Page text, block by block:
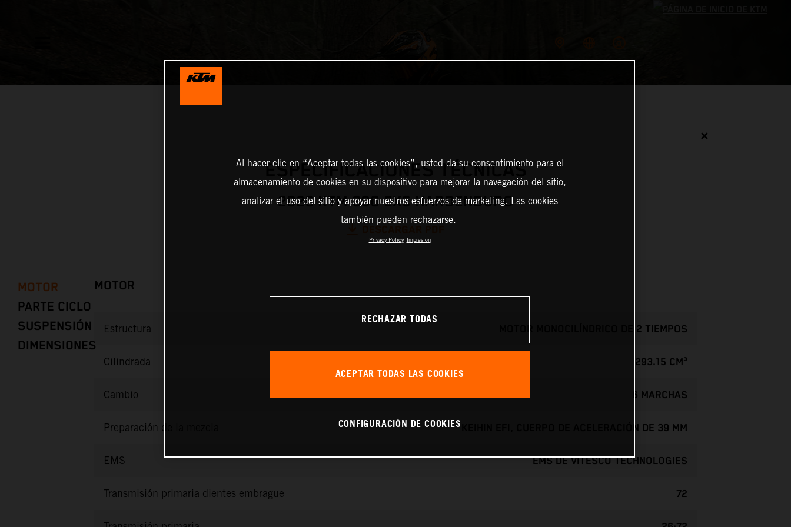
✕
ESPECIFICACIONES TÉCNICAS
2026 KTM 300 EXC HARDENDURO
MOTOR
PARTE CICLO
SUSPENSIÓN
DIMENSIONES
MOTOR
Estructura MOTOR MONOCILÍNDRICO DE 2 TIEMPOS
Cilindrada 293.15 CM³
Cambio 6 MARCHAS
Preparación de la mezcla KEIHIN EFI, CUERPO DE ACELERACIÓN DE 39 MM
EMS EMS DE VITESCO TECHNOLOGIES
Transmisión primaria dientes embrague 72
Al hacer clic en “Aceptar todas las cookies”, usted da su consentimiento para el
almacenamiento de cookies en su dispositivo para mejorar la navegación del sitio,
analizar el uso del sitio y apoyar nuestros esfuerzos de marketing. Las cookies
también pueden rechazarse.
Privacy Policy Impresión
RECHAZAR TODAS
ACEPTAR TODAS LAS COOKIES
CONFIGURACIÓN DE COOKIES